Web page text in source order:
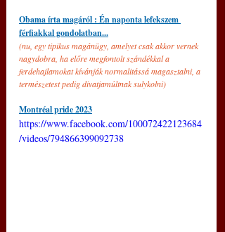
Obama írta magáról : Én naponta lefekszem
férfiakkal gondolatban...
(nu, egy tipikus magánügy, amelyet csak akkor vernek
nagydobra, ha előre megfontolt szándékkal a
ferdehajlamokat kívánják normalitássá magasztalni, a
természetest pedig divatjamúltnak sulykolni)
Montréal pride 2023
https://www.facebook.com/100072422123684
/videos/794866399092738